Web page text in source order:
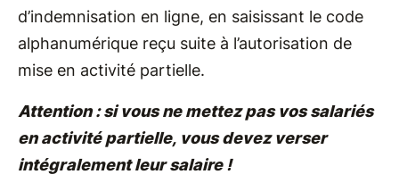
d’indemnisation en ligne, en saisissant le code
alphanumérique reçu suite à l’autorisation de
mise en activité partielle.
Attention : si vous ne mettez pas vos salariés
en activité partielle, vous devez verser
intégralement leur salaire !